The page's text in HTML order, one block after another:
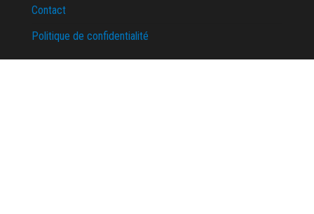
Contact
Politique de confidentialité